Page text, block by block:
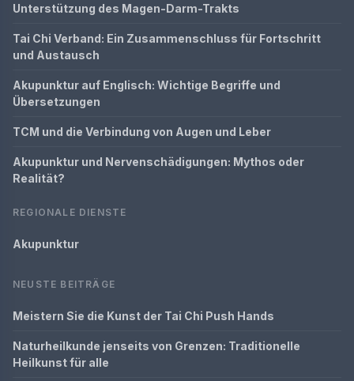
Unterstützung des Magen-Darm-Trakts
Tai Chi Verband: Ein Zusammenschluss für Fortschritt
und Austausch
Akupunktur auf Englisch: Wichtige Begriffe und
Übersetzungen
TCM und die Verbindung von Augen und Leber
Akupunktur und Nervenschädigungen: Mythos oder
Realität?
REGIONALE DIENSTE
Akupunktur
NEUSTE BEITRÄGE
Meistern Sie die Kunst der Tai Chi Push Hands
Naturheilkunde jenseits von Grenzen: Traditionelle
Heilkunst für alle